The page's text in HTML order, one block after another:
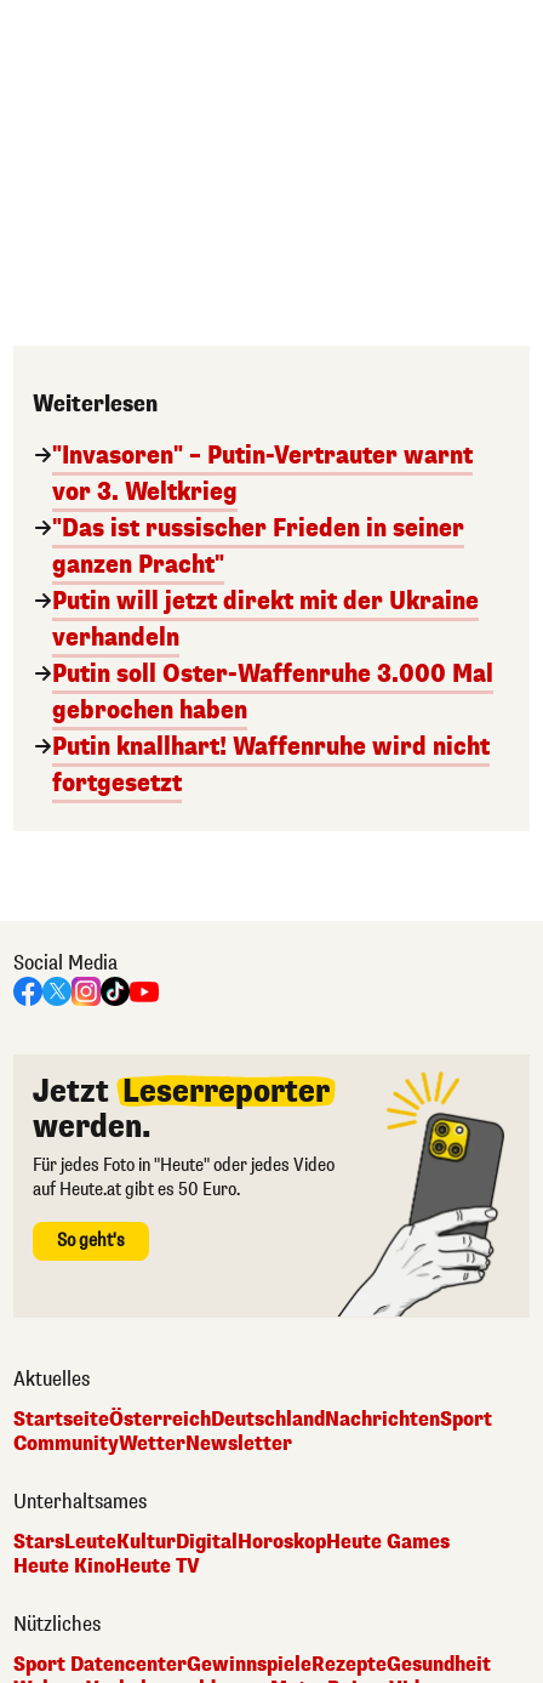
Weiterlesen
"Invasoren" – Putin-Vertrauter warnt
vor 3. Weltkrieg
"Das ist russischer Frieden in seiner
ganzen Pracht"
Putin will jetzt direkt mit der Ukraine
verhandeln
Putin soll Oster-Waffenruhe 3.000 Mal
gebrochen haben
Putin knallhart! Waffenruhe wird nicht
fortgesetzt
Social Media
Jetzt Leserreporter
werden.
Für jedes Foto in "Heute" oder jedes Video
auf Heute.at gibt es 50 Euro.
So geht's
Aktuelles
StartseiteÖsterreichDeutschlandNachrichtenSport
CommunityWetterNewsletter
Unterhaltsames
StarsLeuteKulturDigitalHoroskopHeute Games
Heute KinoHeute TV
Nützliches
Sport DatencenterGewinnspieleRezepteGesundheit